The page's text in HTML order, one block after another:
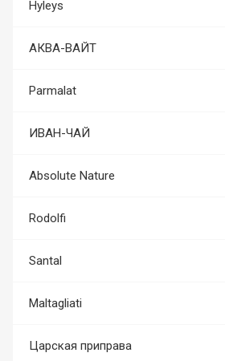
Hyleys
АКВА-ВАЙТ
Parmalat
ИВАН-ЧАЙ
Absolute Nature
Rodolfi
Santal
Maltagliati
Царская приправа